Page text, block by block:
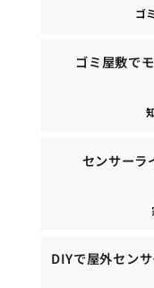
ゴ
ゴミ屋敷で
センサーラ
DIYで屋外セン